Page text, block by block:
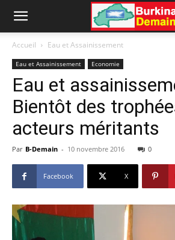
Accueil Eau et Assainissement
Eau et Assainissement Economie
Eau et
Bientôt des
acteurs méritants
Par B-Demain - 10 novembre 2016 0
Facebook X